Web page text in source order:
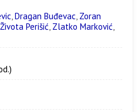
,Dragan Buđevac, Zoran
Života Perišić, Zlatko Marković,